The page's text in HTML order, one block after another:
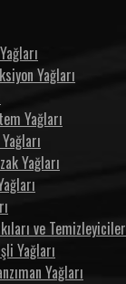
Yağları
Yağları
Yağları
ve Temizleyiciler
Yağları
Yağları